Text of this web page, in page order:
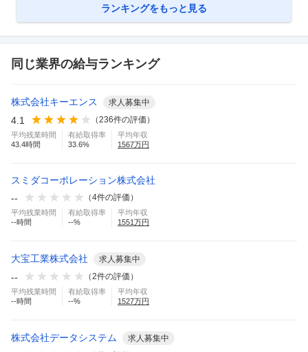
ランキングをもっと見る
同じ業界の給与ランキング
株式会社キーエンス 求人募集中
4.1 （236件の評価）
平均残業時間
43.4時間
有給取得率
33.6%
平均年収
1567万円
スミダコーポレーション株式会社
--
（4件の評価）
平均残業時間
--時間
有給取得率
--%
平均年収
1551万円
大宝工業株式会社 求人募集中
-- （2件の評価）
平均残業時間
--時間
有給取得率
--%
平均年収
1527万円
株式会社データシステム 求人募集中